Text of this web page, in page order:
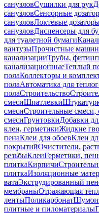
санузловСушилки для рук
санузловСенсорные
санузловЛоктевые
санузловДиспенсеры для
для туалетной бумаги
вантузыПрочистные
канализацииТрубы,
канализационныеТеплый
полаКоллекторы и
полаАвтоматика для
полаСтроительство
смесиШпатлевки
смесиСтроительные смеси,
смесиГрунтовкиДобавки
клеи, герметикиЖидкие
пенаКлеи для обоевКлеи
покрытийОчистители,
резьбыКлеиГерметики,
плиткаКирпичи
плиткаИзоляционные
ватаЭкструдированный
мембраныОтражающая
лентыПоликарбонат
плитные и пиломатериалы